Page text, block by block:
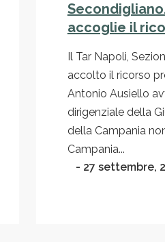
accoglie il
Il Tar Napoli,
accolto il ricorso
Antonio Ausiello
dirigenziale della
della Campania
Campania...
- 27 settembre,